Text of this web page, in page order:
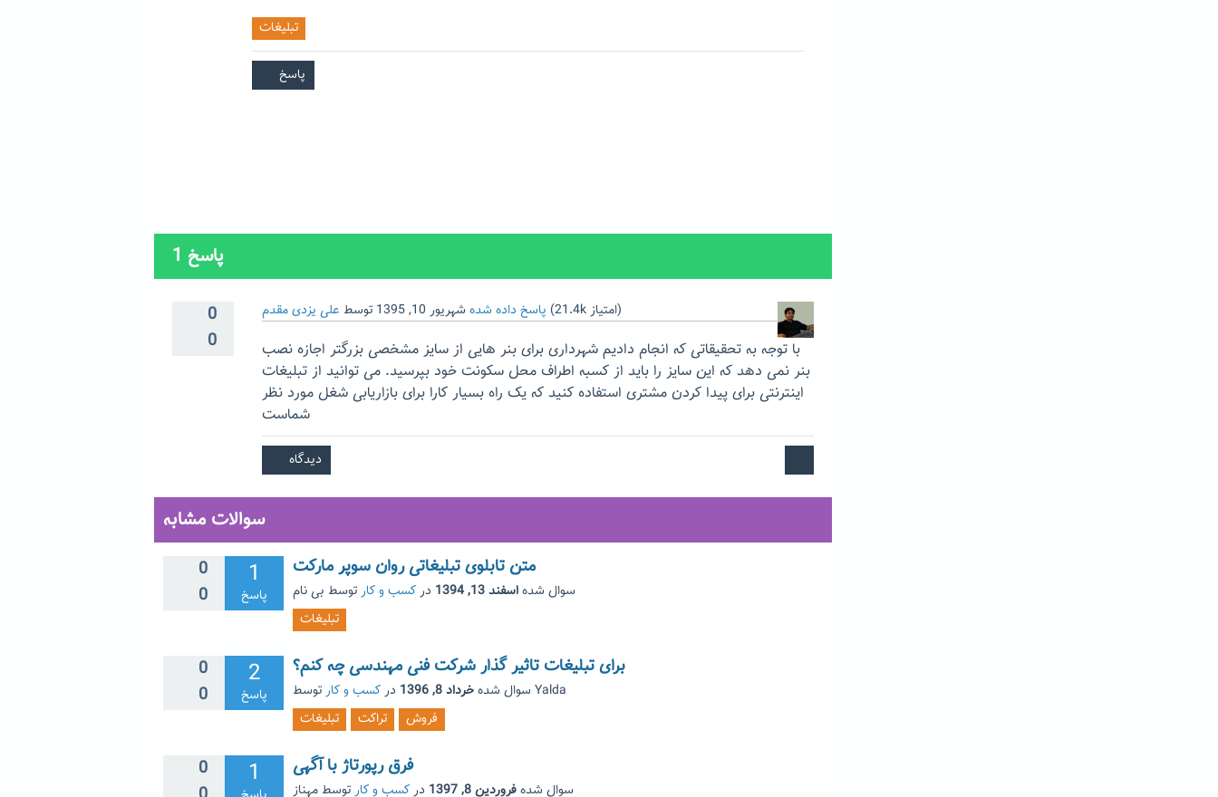
تبلیغات
1 پاسخ
0
0
پاسخ داده شده شهریور 10, 1395 توسط علی یزدی مقدم ( 21.4k امتیاز)
با توجه به تحقیقاتی که انجام دادیم شهرداری برای بنر هایی از سایز مشخصی بزرگتر اجازه نصب
بنر نمی دهد که این سایز را باید از کسبه اطراف محل سکونت خود بپرسید. می توانید از تبلیغات
اینترنتی برای پیدا کردن مشتری استفاده کنید که یک راه بسیار کارا برای بازاریابی شغل مورد نظر
شماست
سوالات مشابه
0
0
1
پاسخ
متن تابلوی تبلیغاتی روان سوپر مارکت
سوال شدهاسفند 13, 1394 درکسب و کارتوسط بی نام
تبلیغات
0
0
2
پاسخ
برای تبلیغات تاثیر گذار شرکت فنی مهندسی چه کنم؟
سوال شدهخرداد 8, 1396 درکسب و کار
Yalda
تبلیغات
تراکت فروش
0
1 فرق رپورتاژ با آگهی
سوال شدهفروردین 8, 1397 درکسب و کارتوسط مهناز